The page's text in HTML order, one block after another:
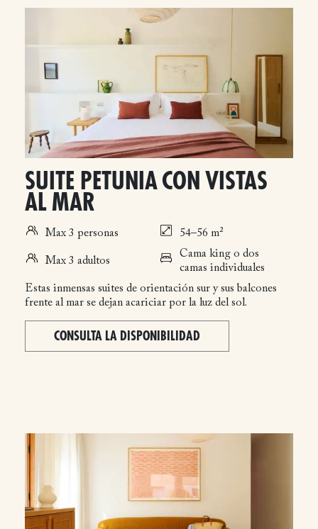
SUITE PETUNIA CON VISTAS
AL MAR
Max 3 personas 54–56 m²
Max 3 adultos
Cama king o dos
camas individuales
Estas inmensas suites de orientación sur y sus balcones
frente al mar se dejan acariciar por la luz del sol.
CONSULTA LA DISPONIBILIDAD